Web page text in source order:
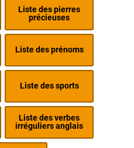
Liste des pierres
précieuses
Liste des prénoms
Liste des sports
Liste des verbes
irréguliers anglais